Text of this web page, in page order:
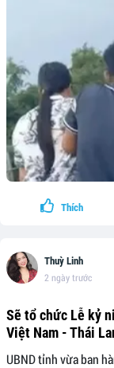
Thích
Thuỳ Linh
2 ngày trước
Sẽ tổ chức Lễ kỷ
Việt Nam - Thái
UBND tỉnh vừa ban